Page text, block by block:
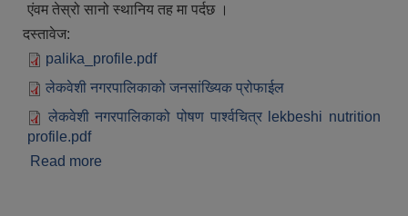
एंवम तेस्रो सानो स्थानिय तह मा पर्दछ ।
दस्तावेज:
palika_profile.pdf
लेकवेशी नगरपालिकाको जनसांख्यिक प्रोफाईल
लेकवेशी नगरपालिकाको पोषण पार्श्वचित्र lekbeshi nutrition
profile.pdf
Read more